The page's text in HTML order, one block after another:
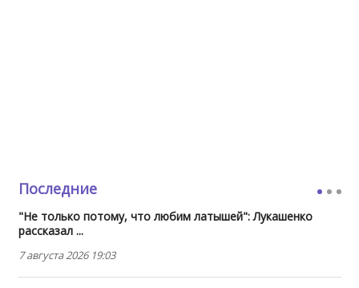
Последние
"Не только потому, что любим латышей": Лукашенко
рассказал ...
7 августа 2026 19:03